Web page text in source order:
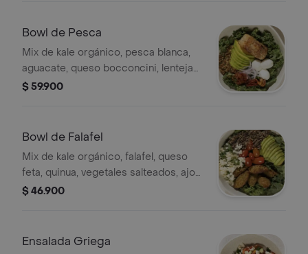
Bowl de Pesca
Mix de kale orgánico, pesca blanca,
aguacate, queso bocconcini, lentejas
tostadas, tomates confitados, cebolla
$ 59.900
Bowl de Falafel
Mix de kale orgánico, falafel, queso
feta, quinua, vegetales salteados, ajo
fresco, tomates confitados, aguacate,
$ 46.900
Ensalada Griega